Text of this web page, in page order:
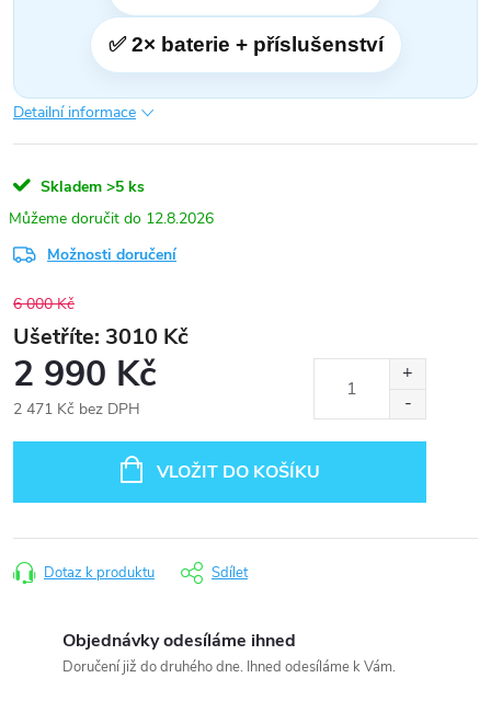
✅ 2× baterie + příslušenství
Detailní informace
Skladem >5 ks
12.8.2026
Možnosti doručení
6 000 Kč
3010
2 990 Kč
2 471 Kč bez DPH
VLOŽIT DO KOŠÍKU
Dotaz k produktu Sdílet
Objednávky odesíláme ihned
Doručení již do druhého dne. Ihned odesíláme k Vám.